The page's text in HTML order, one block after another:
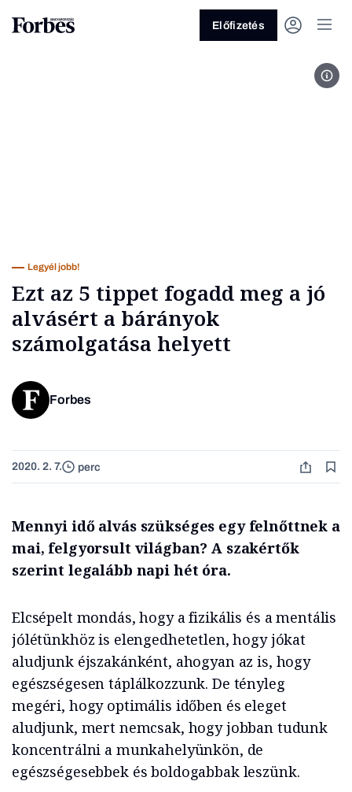
Üzlet
Előfizetés
Legyél jobb!
Ezt az 5 tippet fogadd meg a jó
alvásért a bárányok
számolgatása helyett
Forbes
2020. 2. 7. perc
Mennyi idő alvás szükséges egy felnőttnek a
mai, felgyorsult világban? A szakértők
szerint legalább napi hét óra.
Elcsépelt mondás, hogy a fizikális és a mentális
jólétünkhöz is elengedhetetlen, hogy jókat
aludjunk éjszakánként, ahogyan az is, hogy
egészségesen táplálkozzunk. De tényleg
megéri, hogy optimális időben és eleget
aludjunk, mert nemcsak, hogy jobban tudunk
koncentrálni a munkahelyünkön, de
egészségesebbek és boldogabbak leszünk.